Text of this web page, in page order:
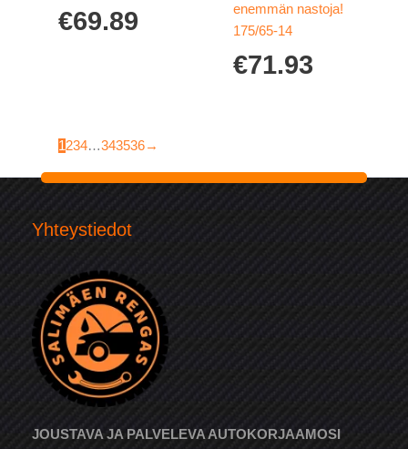
€69.89
enemmän nastoja!
175/65-14
€71.93
1234…343536→
Yhteystiedot
JOUSTAVA JA PALVELEVA AUTOKORJAAMOSI